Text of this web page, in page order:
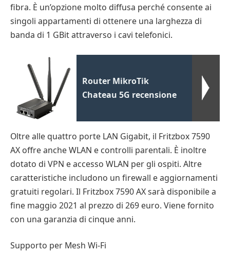
fibra. È un’opzione molto diffusa perché consente ai
singoli appartamenti di ottenere una larghezza di
banda di 1 GBit attraverso i cavi telefonici.
Router MikroTik
Chateau 5G recensione
Oltre alle quattro porte LAN Gigabit, il Fritzbox 7590
AX offre anche WLAN e controlli parentali. È inoltre
dotato di VPN e accesso WLAN per gli ospiti. Altre
caratteristiche includono un firewall e aggiornamenti
gratuiti regolari. Il Fritzbox 7590 AX sarà disponibile a
fine maggio 2021 al prezzo di 269 euro. Viene fornito
con una garanzia di cinque anni.
Supporto per Mesh Wi-Fi